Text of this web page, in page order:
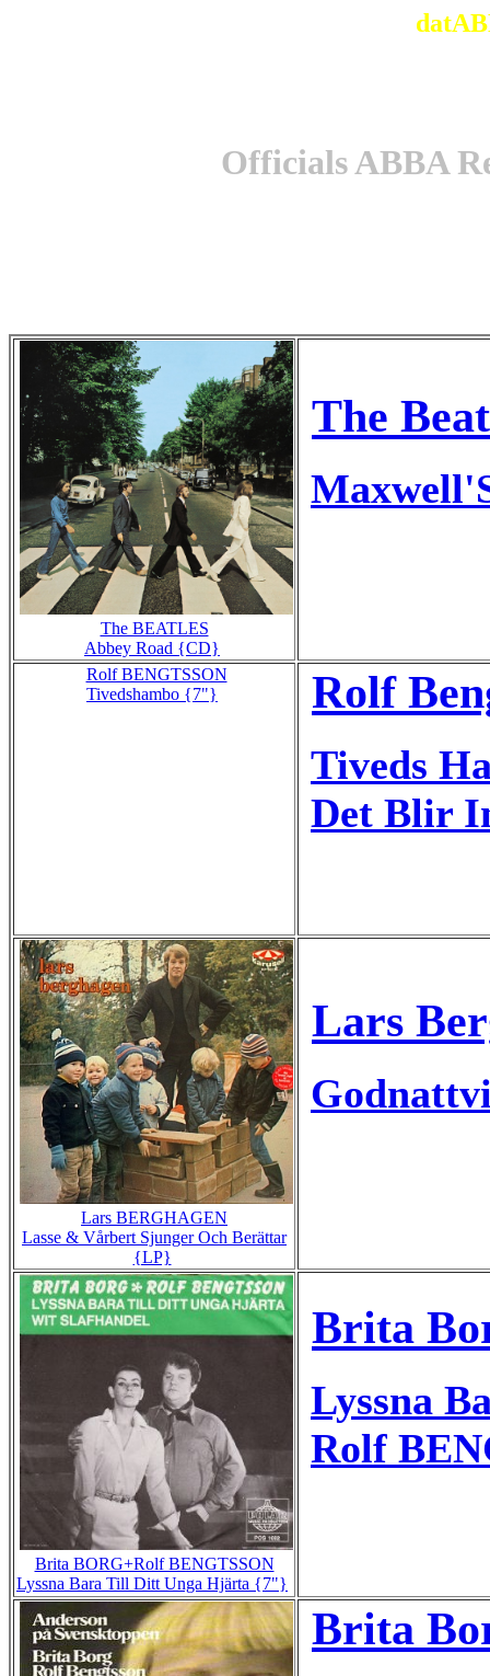
Officials ABBA
The BEATLES
Abbey Road {CD}
The
Rolf BENGTSSON
Tivedshambo {7"}
Rolf
Tiveds
Det Blir
Lars BERGHAGEN
Lasse & Vårbert Sjunger Och Berättar
{LP}
Lars
Brita BORG+Rolf BENGTSSON
Lyssna Bara Till Ditt Unga Hjärta {7"}
Brita
Lyssna
Rolf
Brita